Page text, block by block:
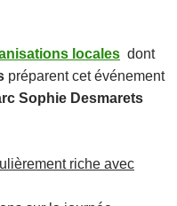
locales dont
préparent cet événement
Sophie Desmarets
riche avec